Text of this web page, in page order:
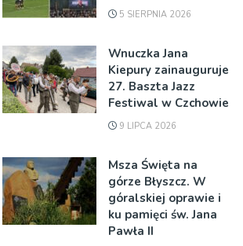
5 SIERPNIA 2026
Wnuczka Jana
Kiepury zainauguruje
27. Baszta Jazz
Festiwal w Czchowie
9 LIPCA 2026
Msza Święta na
górze Błyszcz. W
góralskiej oprawie i
ku pamięci św. Jana
Pawła II